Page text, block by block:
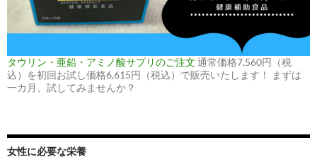
タウリン・亜鉛・アミノ酸サプリのご注文 通常価格7,560円（税
込）を初回お試し価格6,615円（税込）で販売いたします！ まずは
一カ月、試してみませんか？
女性に必要な栄養